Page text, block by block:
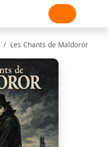
Les Chants de Maldoror